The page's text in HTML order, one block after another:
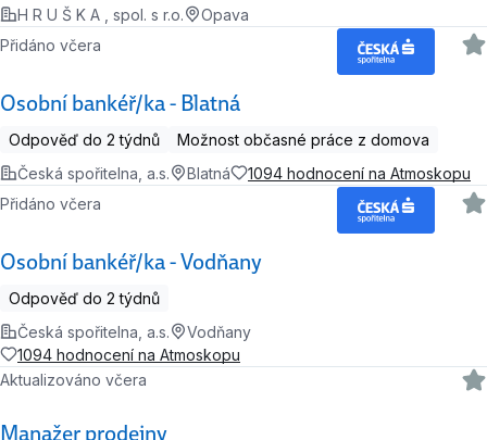
H R U Š K A , spol. s r.o.
Opava
Osobní bankéř/ka - Blatná
Přidáno včera
Odpověď do 2 týdnů
Možnost občasné práce z domova
Česká spořitelna, a.s.
Blatná 1094 hodnocení na Atmoskopu
Osobní bankéř/ka - Vodňany
Přidáno včera
Odpověď do 2 týdnů
Česká spořitelna, a.s.
Vodňany
1094 hodnocení na Atmoskopu
Manažer prodejny
Aktualizováno včera